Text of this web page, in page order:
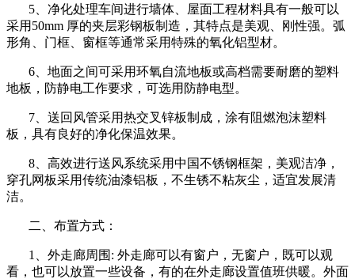
5、净化处理车间进行墙体、屋面工程材料具有一般可以
采用50mm 厚的夹层彩钢板制造，其特点是美观、刚性强。弧
形角、门框、窗框等通常采用特殊的氧化铝型材。
6、地面之间可采用环氧自流地板或高档需要耐磨的塑料
地板，防静电工作要求，可选用防静电型。
7、送回风管采用热交叉锌板制成，涂有阻燃泡沫塑料
板，具有良好的净化保温效果。
8、高效进行送风系统采用中国不锈钢框架，美观洁净，
穿孔网板采用传统油漆铝板，不生锈不粘灰尘，适宜发展清
洁。
二、布置方式：
1、外走廊周围: 外走廊可以有窗户，无窗户，既可以观
看，也可以放置一些设备，有的在外走廊设置值班供暖。外面